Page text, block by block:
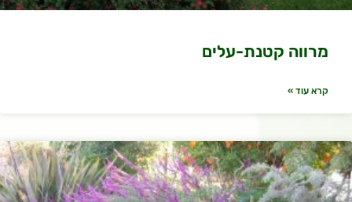
מרווה קטנת-עלים
קרא עוד »